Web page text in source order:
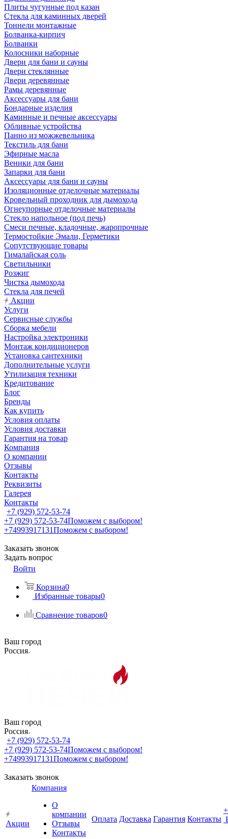
Плиты чугунные под казан
Стекла для каминных дверей
Тоннели монтажные
Болванка-кирпич
Болванки
Колосники наборные
Двери для бани и сауны
Двери стеклянные
Двери деревянные
Рамы деревянные
Аксессуары для бани
Бондарные изделия
Каминные и печные аксессуары
Обливные устройства
Панно из можжевельника
Текстиль для бани
Эфирные масла
Веники для бани
Запарки для бани
Аксессуары для бани и сауны
Изоляционные отделочные материалы
Кровельный проходник для дымохода
Огнеупорные отделочные материалы
Стекло напольное (под печь)
Смеси печные, кладочные, жаропрочные
Термостойкие Эмали, Герметики
Сопутствующие товары
Гималайская соль
Светильники
Розжиг
Чистка дымохода
Стекла для печей
Акции
Услуги
Сервисные службы
Сборка мебели
Настройка электроники
Монтаж кондиционеров
Установка сантехники
Дополнительные услуги
Утилизация техники
Кредитование
Блог
Бренды
Как купить
Условия оплаты
Условия доставки
Гарантия на товар
Компания
О компании
Отзывы
Контакты
Реквизиты
Галерея
Контакты
+7 (929) 572-53-74
+7 (929) 572-53-74Поможем с выбором!
+74993917131Поможем с выбором!
Заказать звонок
Задать вопрос
Войти
Корзина0
Избранные товары0
Сравнение товаров0
Ваш город
Россия
Ваш город
Россия
+7 (929) 572-53-74
+7 (929) 572-53-74Поможем с выбором!
+74993917131Поможем с выбором!
Заказать звонок
Акции
Компания
О
компании
Отзывы
Контакты
Оплата Доставка Гарантия Контакты
+